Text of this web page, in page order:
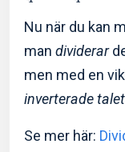
Nu när du kan
man dividerar
men med en
inverterade talet
Se mer här: